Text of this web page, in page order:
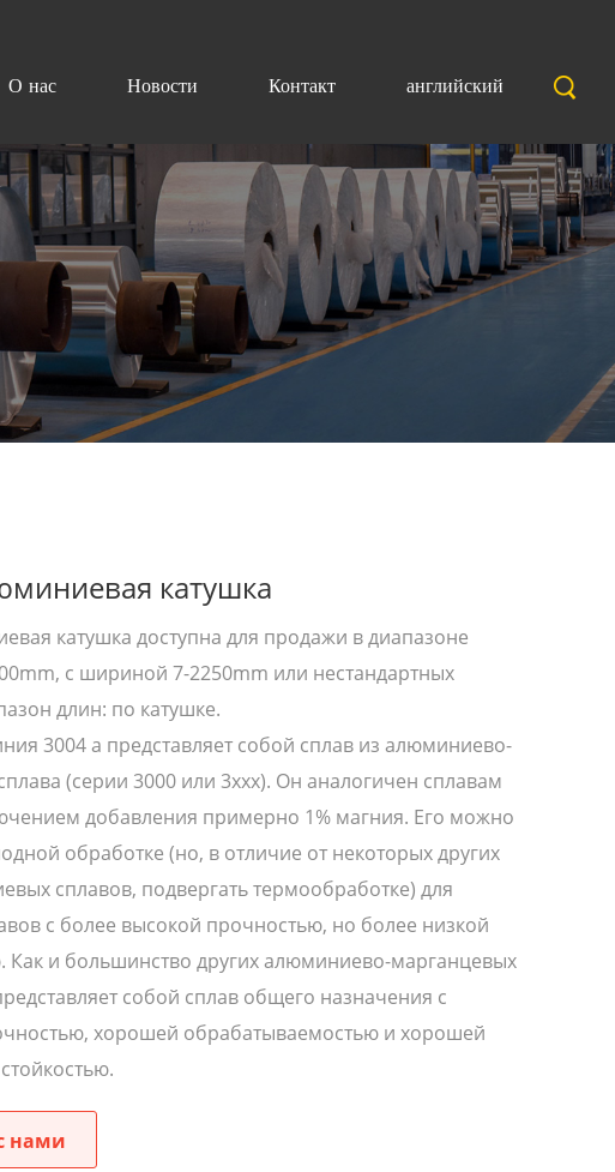
О нас Новости Контакт английский
катушка
катушка доступна для продажи в диапазоне
с шириной 7-2250mm или нестандартных
длин: по катушке.
3004 a представляет собой сплав из алюминиево-
(серии 3000 или 3xxx). Он аналогичен сплавам
добавления примерно 1% магния. Его можно
обработке (но, в отличие от некоторых других
сплавов, подвергать термообработке) для
с более высокой прочностью, но более низкой
Как и большинство других алюминиево-марганцевых
собой сплав общего назначения с
хорошей обрабатываемостью и хорошей
нами